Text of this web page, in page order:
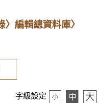
編輯總資料庫〉
字級設定 小 中 大